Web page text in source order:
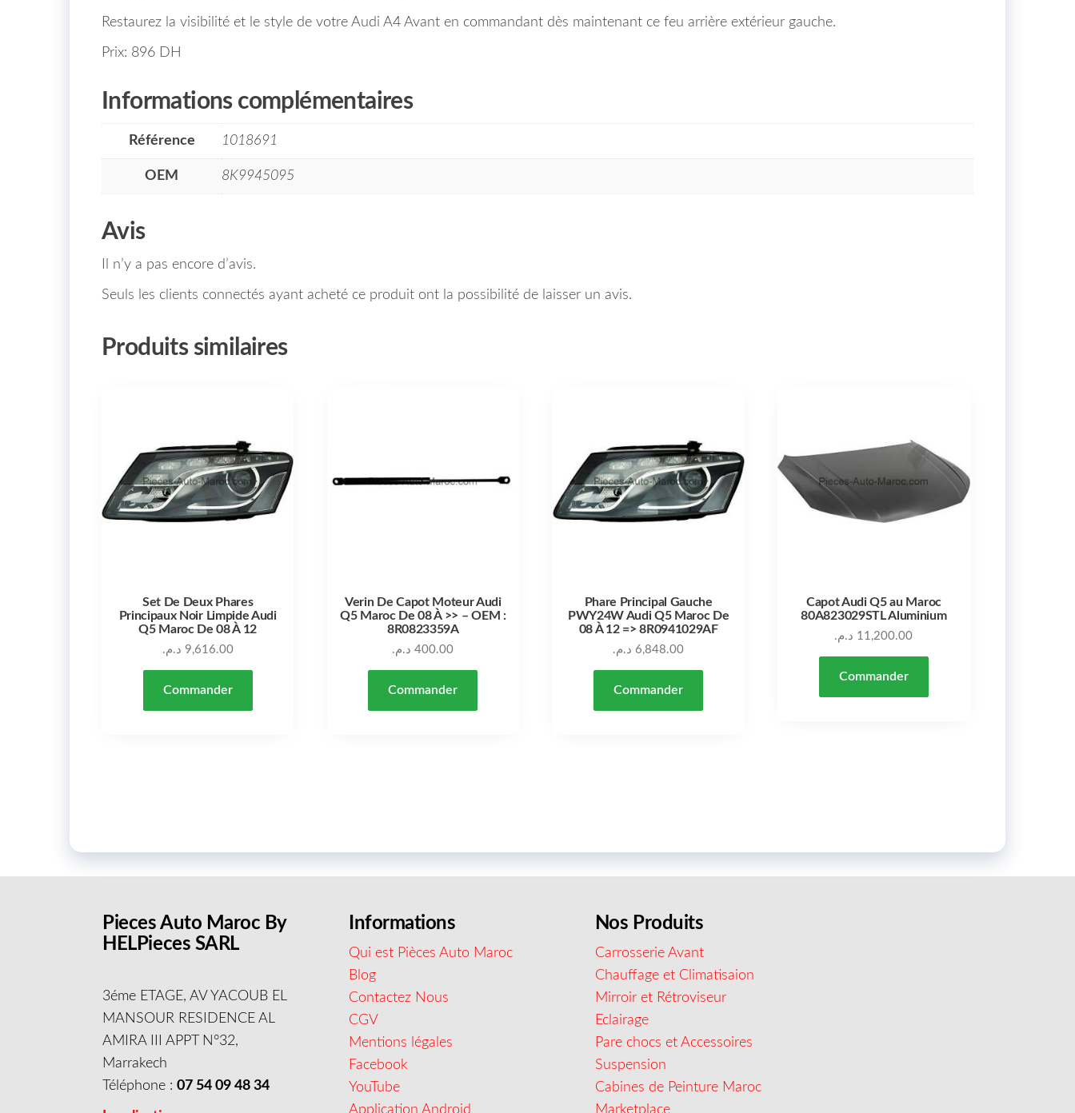
Restaurez la visibilité et le style de votre Audi A4 Avant en commandant dès maintenant ce feu arrière extérieur gauche.
Prix: 896 DH
Informations complémentaires
Référence 1018691
OEM 8K9945095
Avis
Il n’y a pas encore d’avis.
Seuls les clients connectés ayant acheté ce produit ont la possibilité de laisser un avis.
Produits similaires
Set De Deux Phares
Principaux Noir Limpide Audi
Q5 Maroc De 08 À 12
9,616.00 د.م.
Commander
Verin De Capot Moteur Audi
Q5 Maroc De 08 À >> – OEM :
8R0823359A
400.00 د.م.
Commander
Phare Principal Gauche
PWY24W Audi Q5 Maroc De
08 À 12 => 8R0941029AF
6,848.00 د.م.
Commander
Capot Audi Q5 au Maroc
80A823029STL Aluminium
11,200.00 د.م.
Commander
Pieces Auto Maroc By
HELPieces SARL
3éme ETAGE, AV YACOUB EL
MANSOUR RESIDENCE AL
AMIRA III APPT N°32,
Marrakech
Téléphone :07 54 09 48 34
Informations
Qui est Pièces Auto Maroc
Blog
Contactez Nous
CGV
Mentions légales
Facebook
YouTube
Application Android
Nos Produits
Carrosserie Avant
Chauffage et Climatisaion
Mirroir et Rétroviseur
Eclairage
Pare chocs et Accessoires
Suspension
Cabines de Peinture Maroc
Marketplace